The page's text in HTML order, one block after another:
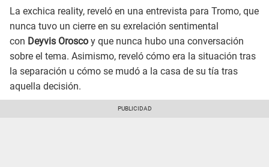
La exchica reality, reveló en una entrevista para Tromo, que
nunca tuvo un cierre en su exrelación sentimental
con Deyvis Orosco y que nunca hubo una conversación
sobre el tema. Asimismo, reveló cómo era la situación tras
la separación u cómo se mudó a la casa de su tía tras
aquella decisión.